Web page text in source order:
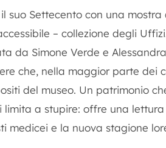
suo Settecento con una
– collezione degli
da Simone Verde e
che, nella maggior parte dei
del museo. Un patrimonio
limita a stupire: offre una
medicei e la nuova stagione